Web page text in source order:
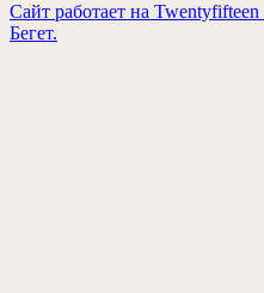
Сайт работает на Twentyfifteen
Бегет.